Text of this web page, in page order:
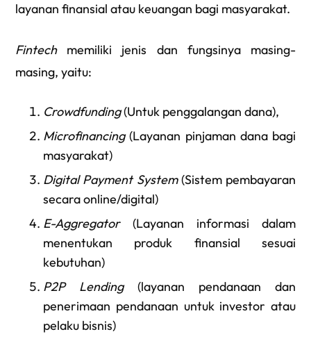
layanan finansial atau keuangan bagi masyarakat.
Fintechmemiliki jenis dan fungsinya masing-
masing, yaitu:
Crowdfunding(Untuk penggalangan dana),
Microfinancing(Layanan pinjaman dana bagi
masyarakat)
Digital Payment System(Sistem pembayaran
secara online/digital)
E-Aggregator(Layanan informasi dalam
menentukan produk finansial sesuai
kebutuhan)
P2P Lending(layanan pendanaan dan
penerimaan pendanaan untuk investor atau
pelaku bisnis)